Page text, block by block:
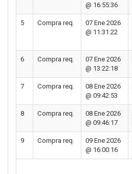
@ 16:55:36
5 Compra req.
07 Ene 2026
@ 11:31:22
6 Compra req.
07 Ene 2026
@ 13:22:18
7 Compra req.
08 Ene 2026
@ 09:42:53
8 Compra req.
08 Ene 2026
@ 09:46:17
9 Compra req.
09 Ene 2026
@ 16:00:16